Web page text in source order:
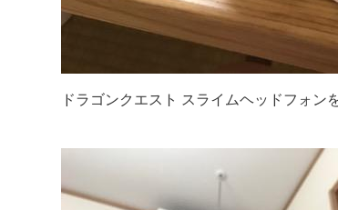
ドラゴンクエスト スライムヘッドフォン